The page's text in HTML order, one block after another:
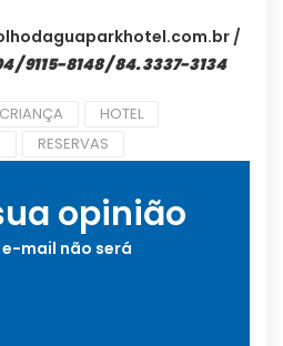
/
/ 9115-8148 / 84. 3337-3134
HOTEL
RESERVAS
opinião
e-mail não será